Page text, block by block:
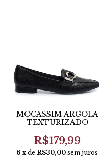
MOCASSIM ARGOLA
TEXTURIZADO
R$179,99
6 x de R$30,00 sem juros